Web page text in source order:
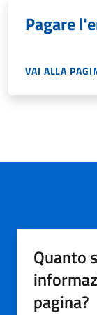
Pagare
VAI ALLA
Quanto
pagina?